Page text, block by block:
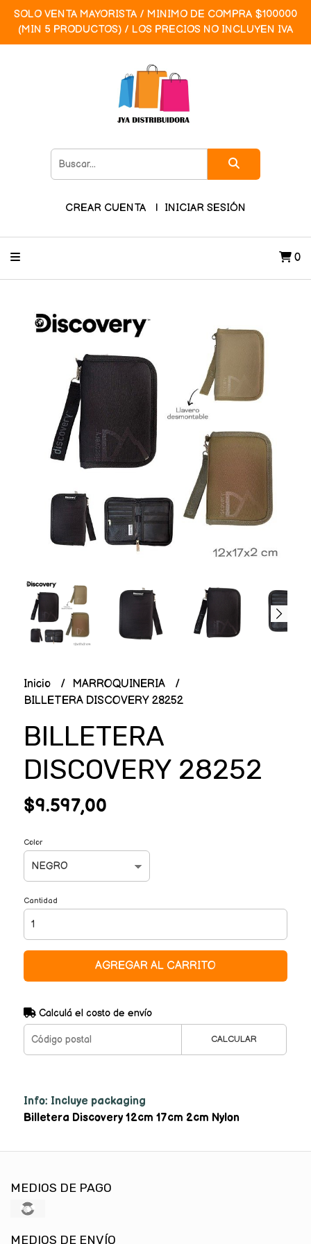
SOLO VENTA MAYORISTA / MINIMO DE COMPRA $100000
(MIN 5 PRODUCTOS) / LOS PRECIOS NO INCLUYEN IVA
CREAR CUENTA INICIAR SESIÓN
0
Inicio
MARROQUINERIA
BILLETERA DISCOVERY 28252
BILLETERA
DISCOVERY 28252
$9.597,00
Color
Cantidad
AGREGAR AL CARRITO
Calculá el costo de envío
CALCULAR
Info: Incluye packaging
Billetera Discovery 12cm 17cm 2cm Nylon
MEDIOS DE PAGO
MEDIOS DE ENVÍO